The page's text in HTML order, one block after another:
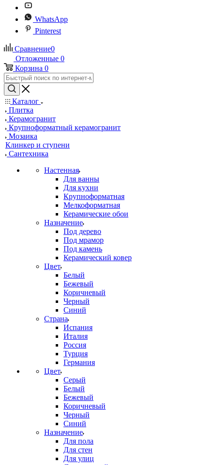
WhatsApp
Pinterest
Сравнение0
Отложенные 0
Корзина 0
Каталог
Плитка
Керамогранит
Крупноформатный керамогранит
Мозаика
Клинкер и ступени
Сантехника
Настенная
Для ванны
Для кухни
Крупноформатная
Мелкоформатная
Керамические обои
Назначение
Под дерево
Под мрамор
Под камень
Керамический ковер
Цвет
Белый
Бежевый
Коричневый
Черный
Синий
Страна
Испания
Италия
Россия
Турция
Германия
Цвет
Серый
Белый
Бежевый
Коричневый
Черный
Синий
Назначение
Для пола
Для стен
Для улиц